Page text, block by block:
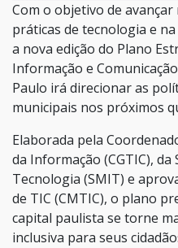
Com o objetivo de
práticas de tecnologia e
a nova edição do Plano
Informação e
Paulo irá direcionar as
municipais nos próximos
Elaborada pela
da Informação (CGTIC),
Tecnologia (SMIT) e
de TIC (CMTIC), o plano
capital paulista se torne
inclusiva para seus